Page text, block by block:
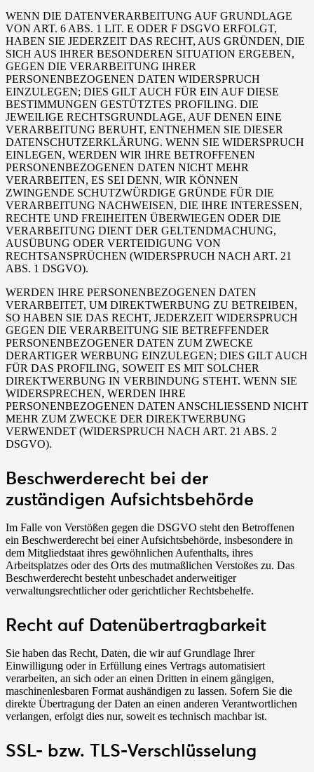
WENN DIE DATENVERARBEITUNG AUF GRUNDLAGE
VON ART. 6 ABS. 1 LIT. E ODER F DSGVO ERFOLGT,
HABEN SIE JEDERZEIT DAS RECHT, AUS GRÜNDEN, DIE
SICH AUS IHRER BESONDEREN SITUATION ERGEBEN,
GEGEN DIE VERARBEITUNG IHRER
PERSONENBEZOGENEN DATEN WIDERSPRUCH
EINZULEGEN; DIES GILT AUCH FÜR EIN AUF DIESE
BESTIMMUNGEN GESTÜTZTES PROFILING. DIE
JEWEILIGE RECHTSGRUNDLAGE, AUF DENEN EINE
VERARBEITUNG BERUHT, ENTNEHMEN SIE DIESER
DATENSCHUTZERKLÄRUNG. WENN SIE WIDERSPRUCH
EINLEGEN, WERDEN WIR IHRE BETROFFENEN
PERSONENBEZOGENEN DATEN NICHT MEHR
VERARBEITEN, ES SEI DENN, WIR KÖNNEN
ZWINGENDE SCHUTZWÜRDIGE GRÜNDE FÜR DIE
VERARBEITUNG NACHWEISEN, DIE IHRE INTERESSEN,
RECHTE UND FREIHEITEN ÜBERWIEGEN ODER DIE
VERARBEITUNG DIENT DER GELTENDMACHUNG,
AUSÜBUNG ODER VERTEIDIGUNG VON
RECHTSANSPRÜCHEN (WIDERSPRUCH NACH ART. 21
ABS. 1 DSGVO).
WERDEN IHRE PERSONENBEZOGENEN DATEN
VERARBEITET, UM DIREKTWERBUNG ZU BETREIBEN,
SO HABEN SIE DAS RECHT, JEDERZEIT WIDERSPRUCH
GEGEN DIE VERARBEITUNG SIE BETREFFENDER
PERSONENBEZOGENER DATEN ZUM ZWECKE
DERARTIGER WERBUNG EINZULEGEN; DIES GILT AUCH
FÜR DAS PROFILING, SOWEIT ES MIT SOLCHER
DIREKTWERBUNG IN VERBINDUNG STEHT. WENN SIE
WIDERSPRECHEN, WERDEN IHRE
PERSONENBEZOGENEN DATEN ANSCHLIESSEND NICHT
MEHR ZUM ZWECKE DER DIREKTWERBUNG
VERWENDET (WIDERSPRUCH NACH ART. 21 ABS. 2
DSGVO).
Beschwerde­recht bei der
zuständigen Aufsichts­behörde
Im Falle von Verstößen gegen die DSGVO steht den Betroffenen
ein Beschwerderecht bei einer Aufsichtsbehörde, insbesondere in
dem Mitgliedstaat ihres gewöhnlichen Aufenthalts, ihres
Arbeitsplatzes oder des Orts des mutmaßlichen Verstoßes zu. Das
Beschwerderecht besteht unbeschadet anderweitiger
verwaltungsrechtlicher oder gerichtlicher Rechtsbehelfe.
Recht auf Daten­übertrag­barkeit
Sie haben das Recht, Daten, die wir auf Grundlage Ihrer
Einwilligung oder in Erfüllung eines Vertrags automatisiert
verarbeiten, an sich oder an einen Dritten in einem gängigen,
maschinenlesbaren Format aushändigen zu lassen. Sofern Sie die
direkte Übertragung der Daten an einen anderen Verantwortlichen
verlangen, erfolgt dies nur, soweit es technisch machbar ist.
SSL- bzw. TLS-Verschlüsselung